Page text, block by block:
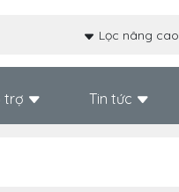
Lọc nâng cao
trợ Tin tức